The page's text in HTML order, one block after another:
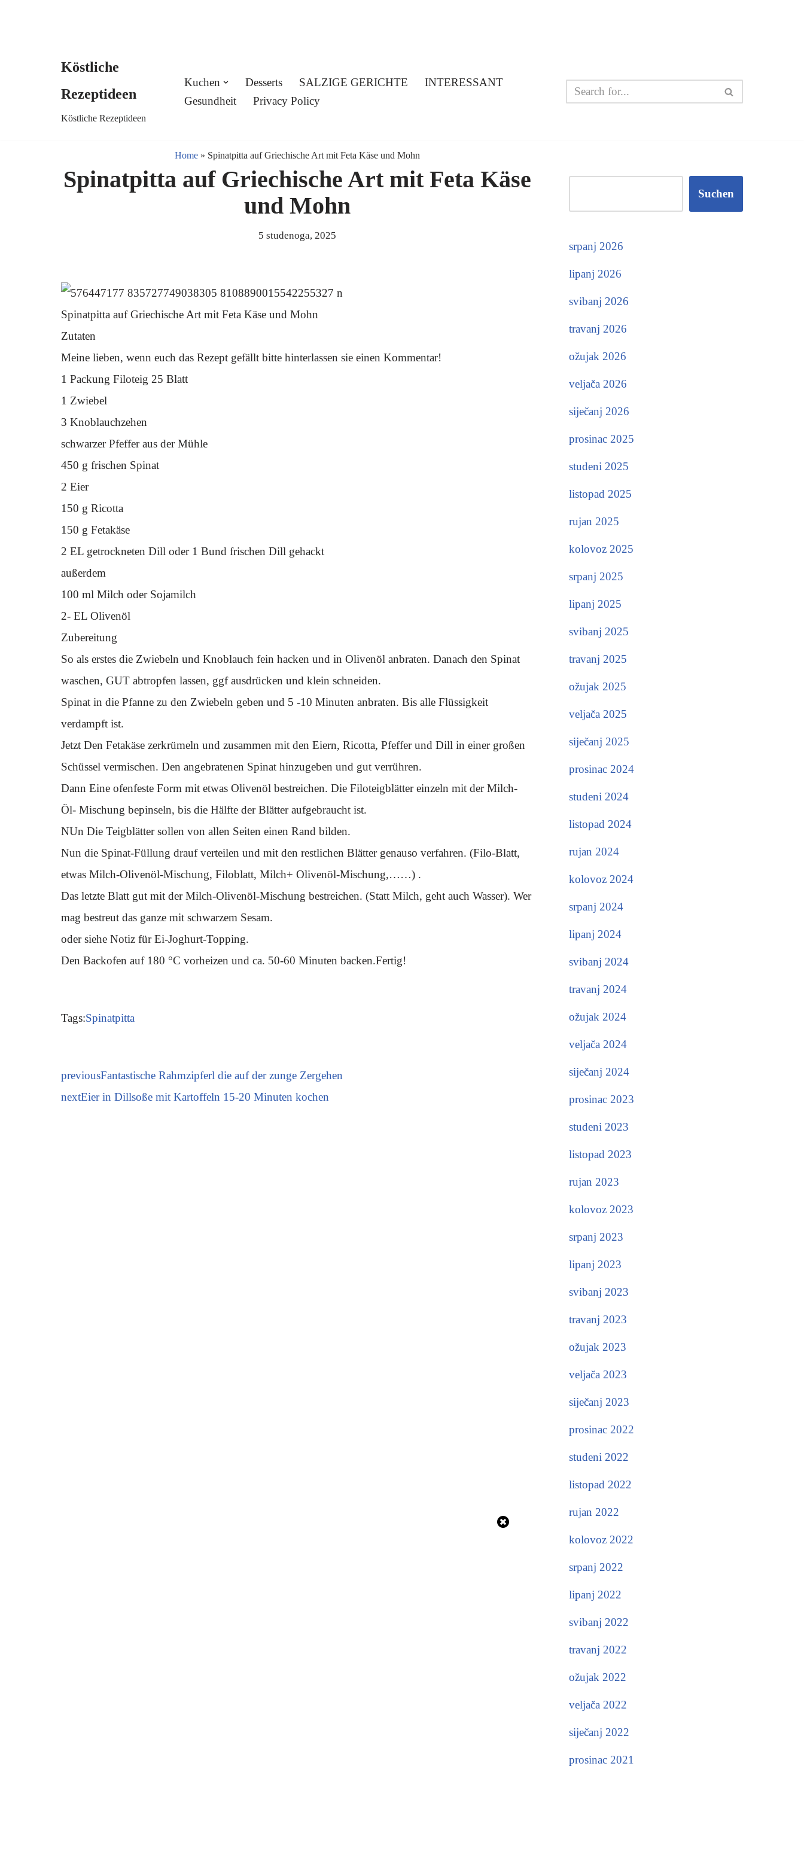
Köstliche
Rezeptideen
Köstliche Rezeptideen
Kuchen Desserts SALZIGE GERICHTE
INTERESSANT
Gesundheit
Privacy Policy
Home» Spinatpitta auf Griechische Art mit Feta Käse und Mohn
Spinatpitta auf Griechische Art mit Feta Käse
und Mohn
5 studenoga, 2025
Spinatpitta auf Griechische Art mit Feta Käse und Mohn
Zutaten
Meine lieben, wenn euch das Rezept gefällt bitte hinterlassen sie einen Kommentar!
1 Packung Filoteig 25 Blatt
1 Zwiebel
3 Knoblauchzehen
schwarzer Pfeffer aus der Mühle
450 g frischen Spinat
2 Eier
150 g Ricotta
150 g Fetakäse
2 EL getrockneten Dill oder 1 Bund frischen Dill gehackt
außerdem
100 ml Milch oder Sojamilch
2- EL Olivenöl
Zubereitung
So als erstes die Zwiebeln und Knoblauch fein hacken und in Olivenöl anbraten. Danach den Spinat
waschen, GUT abtropfen lassen, ggf ausdrücken und klein schneiden.
Spinat in die Pfanne zu den Zwiebeln geben und 5 -10 Minuten anbraten. Bis alle Flüssigkeit
verdampft ist.
Jetzt Den Fetakäse zerkrümeln und zusammen mit den Eiern, Ricotta, Pfeffer und Dill in einer großen
Schüssel vermischen. Den angebratenen Spinat hinzugeben und gut verrühren.
Dann Eine ofenfeste Form mit etwas Olivenöl bestreichen. Die Filoteigblätter einzeln mit der Milch-
Öl- Mischung bepinseln, bis die Hälfte der Blätter aufgebraucht ist.
NUn Die Teigblätter sollen von allen Seiten einen Rand bilden.
Nun die Spinat-Füllung drauf verteilen und mit den restlichen Blätter genauso verfahren. (Filo-Blatt,
etwas Milch-Olivenöl-Mischung, Filoblatt, Milch+ Olivenöl-Mischung,……) .
Das letzte Blatt gut mit der Milch-Olivenöl-Mischung bestreichen. (Statt Milch, geht auch Wasser). Wer
mag bestreut das ganze mit schwarzem Sesam.
oder siehe Notiz für Ei-Joghurt-Topping.
Den Backofen auf 180 °C vorheizen und ca. 50-60 Minuten backen.Fertig!
Tags:Spinatpitta
previousFantastische Rahmzipferl die auf der zunge Zergehen
nextEier in Dillsoße mit Kartoffeln 15-20 Minuten kochen
Suchen
srpanj 2026
lipanj 2026
svibanj 2026
travanj 2026
ožujak 2026
veljača 2026
siječanj 2026
prosinac 2025
studeni 2025
listopad 2025
rujan 2025
kolovoz 2025
srpanj 2025
lipanj 2025
svibanj 2025
travanj 2025
ožujak 2025
veljača 2025
siječanj 2025
prosinac 2024
studeni 2024
listopad 2024
rujan 2024
kolovoz 2024
srpanj 2024
lipanj 2024
svibanj 2024
travanj 2024
ožujak 2024
veljača 2024
siječanj 2024
prosinac 2023
studeni 2023
listopad 2023
rujan 2023
kolovoz 2023
srpanj 2023
lipanj 2023
svibanj 2023
travanj 2023
ožujak 2023
veljača 2023
siječanj 2023
prosinac 2022
studeni 2022
listopad 2022
rujan 2022
kolovoz 2022
srpanj 2022
lipanj 2022
svibanj 2022
travanj 2022
ožujak 2022
veljača 2022
siječanj 2022
prosinac 2021